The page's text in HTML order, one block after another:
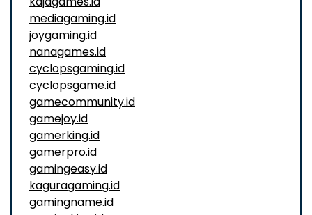
mediagaming.id
joygaming.id
nanagames.id
cyclopsgaming.id
cyclopsgame.id
gamecommunity.id
gamejoy.id
gamerking.id
gamerpro.id
gamingeasy.id
kaguragaming.id
gamingname.id